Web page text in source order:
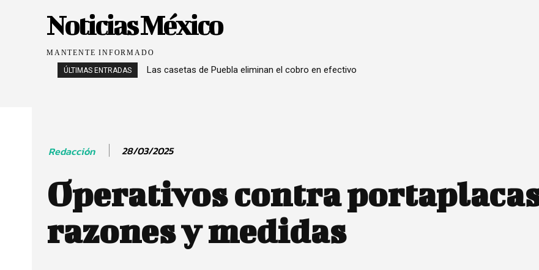
Noticias México
MANTENTE INFORMADO
ÚLTIMAS ENTRADAS Las casetas de Puebla eliminan el cobro en efectivo
Redacción 28/03/2025
Operativos contra
razones y medidas